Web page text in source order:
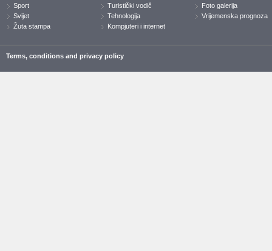
Sport
Svijet
Žuta stampa
Turistički vodič
Tehnologija
Kompjuteri i internet
Foto galerija
Vrijemenska prognoza
Terms, conditions and privacy policy